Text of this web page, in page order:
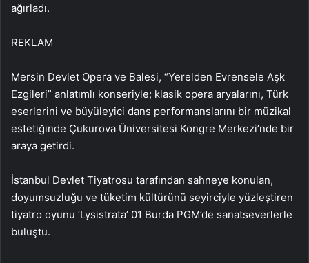
ağırladı.
REKLAM
Mersin Devlet Opera ve Balesi, “Yerelden Evrensele Aşk
Ezgileri” anlatımlı konseriyle; klasik opera aryalarını, Türk
eserlerini ve büyüleyici dans performanslarını bir müzikal
estetiğinde Çukurova Üniversitesi Kongre Merkezi’nde bir
araya getirdi.
İstanbul Devlet Tiyatrosu tarafından sahneye konulan,
doyumsuzluğu ve tüketim kültürünü seyirciyle yüzleştiren
tiyatro oyunu ‘Lysistrata’ 01 Burda PGM’de sanatseverlerle
buluştu.